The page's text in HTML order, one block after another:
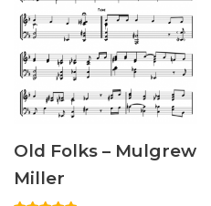
Old Folks – Mulgrew
Miller